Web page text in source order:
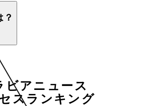
？
ビアニュース
スランキング